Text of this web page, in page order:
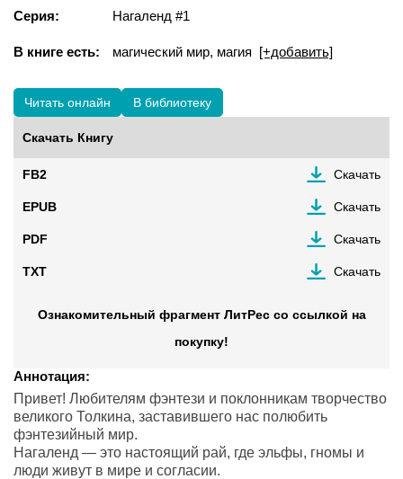
Серия: Нагаленд #1
В книге есть: магический мир, магия [+добавить]
Читать онлайн В библиотеку
Скачать Книгу
FB2 Скачать
EPUB Скачать
PDF Скачать
TXT Скачать
Ознакомительный фрагмент ЛитРес со ссылкой на
покупку!
Аннотация:
Привет! Любителям фэнтези и поклонникам творчество
великого Толкина, заставившего нас полюбить
фэнтезийный мир.
Нагаленд — это настоящий рай, где эльфы, гномы и
люди живут в мире и согласии.